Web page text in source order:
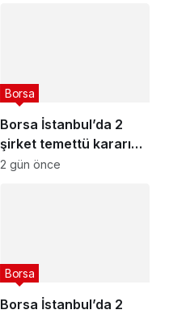
Borsa İstanbul’da 2
şirket temettü kararını
açıkladı – 7 Ağustos
Borsa
2 gün önce
Borsa İstanbul’da 2
Borsa